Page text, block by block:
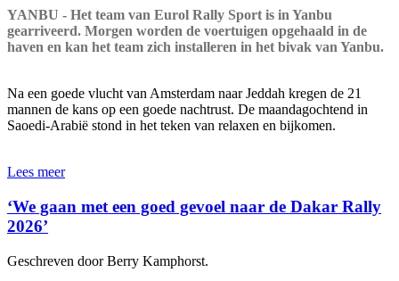
YANBU - Het team van Eurol Rally Sport is in Yanbu
gearriveerd. Morgen worden de voertuigen opgehaald in de
haven en kan het team zich installeren in het bivak van Yanbu.
Na een goede vlucht van Amsterdam naar Jeddah kregen de 21
mannen de kans op een goede nachtrust. De maandagochtend in
Saoedi-Arabië stond in het teken van relaxen en bijkomen.
Lees meer
‘We gaan met een goed gevoel naar de Dakar Rally
2026’
Geschreven door Berry Kamphorst.